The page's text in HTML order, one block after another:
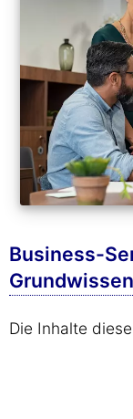
Business-
Die Inhalte